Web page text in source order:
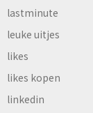
lastminute
leuke uitjes
likes
likes kopen
linkedin